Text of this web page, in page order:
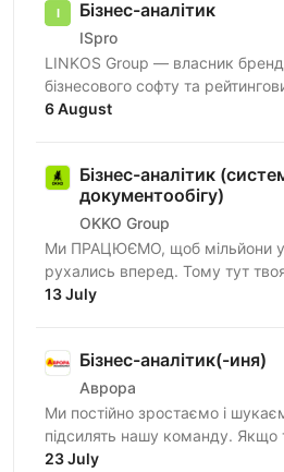
Бізнес-аналітик
ISpro
LINKOS Group — власник
бізнесового софту та
продуктів для бухгалтерів та
6 August
Бізнес-аналітик
документообігу)
OKKO Group
Ми ПРАЦЮЄМО, щоб мільйони
рухались вперед. Тому тут
важлива. Долучайся до
13 July
Бізнес-аналітик(-иня)
Аврора
Ми постійно зростаємо і
підсилять нашу команду. Якщо
до роботи, наш темп і драйв —
23 July